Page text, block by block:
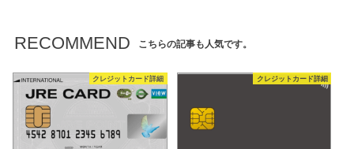
RECOMMEND こちらの記事も人気です。
クレジットカード詳細 クレジットカード詳細